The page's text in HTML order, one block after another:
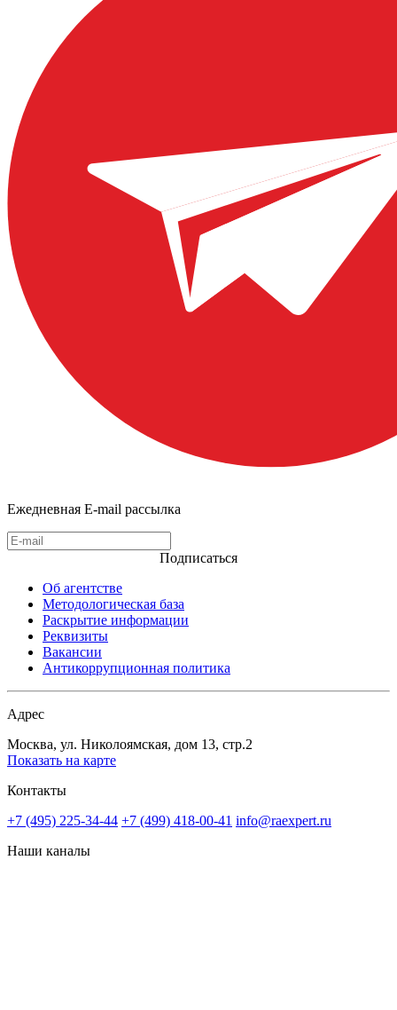
Ежедневная E-mail рассылка
Подписаться
Об агентстве
Методологическая база
Раскрытие информации
Реквизиты
Вакансии
Антикоррупционная политика
Адрес
Москва, ул. Николоямская, дом 13, стр.2
Показать на карте
Контакты
+7 (495) 225-34-44 +7 (499) 418-00-41 info@raexpert.ru
Наши каналы